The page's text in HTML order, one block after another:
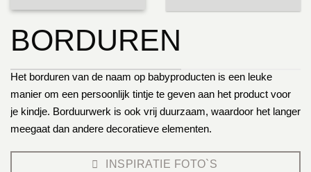
BORDUREN
Het borduren van de naam op babyproducten is een leuke
manier om een persoonlijk tintje te geven aan het product voor
je kindje. Borduurwerk is ook vrij duurzaam, waardoor het langer
meegaat dan andere decoratieve elementen.
INSPIRATIE FOTO`S